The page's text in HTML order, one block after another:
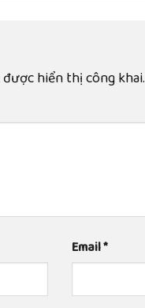
hiển thị công khai.
Email*